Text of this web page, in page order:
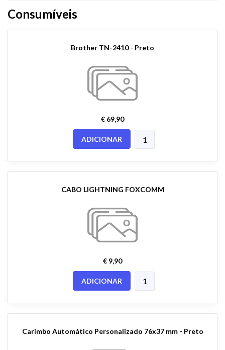
Consumíveis
Brother TN-2410 - Preto
€ 69,90
ADICIONAR
CABO LIGHTNING FOXCOMM
€ 9,90
ADICIONAR
Carimbo Automático Personalizado 76x37 mm - Preto